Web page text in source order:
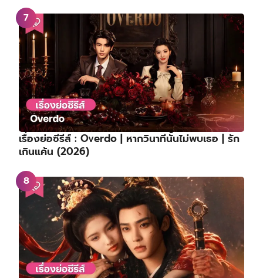
เรื่องย่อซีรีส์ : Overdo | หากวินาทีนั้นไม่พบเธอ | รัก
เกินแค้น (2026)